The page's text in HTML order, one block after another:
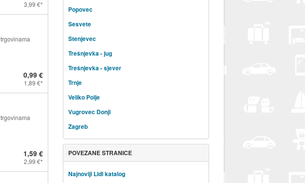
3,99 €
trgovinama
0,99 €
1,89 €
trgovinama
1,59 €
2,99 €
Popovec
Sesvete
Stenjevec
Trešnjevka - jug
Trešnjevka - sjever
Trnje
Veliko Polje
Vugrovec Donji
Zagreb
POVEZANE STRANICE
Najnoviji Lidl katalog